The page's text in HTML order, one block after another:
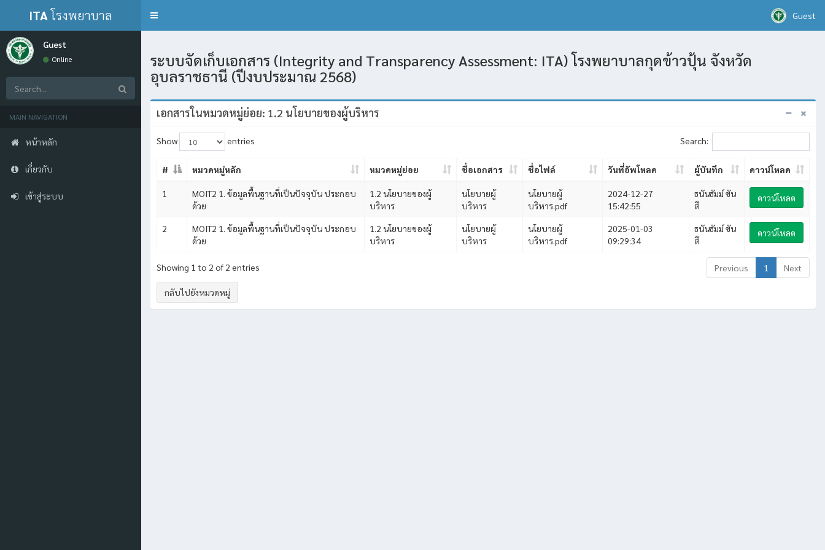
ITAโรงพยาบาล
กุดข้าวปุ้น
Toggle
Guest
Guest
Online
MAIN NAVIGATION
หน้าหลัก
เกี่ยวกับ
เข้าสู่ระบบ
ระบบจัดเก็บเอกสาร (Integrity and Transparency Assessment: ITA) โรงพยาบาลกุดข้าวปุ้น จังหวัด
อุบลราชธานี (ปีงบประมาณ 2568)
เอกสารในหมวดหมู่ย่อย: 1.2 นโยบายของผู้บริหาร
Show entries Search:
# หมวดหมู่หลัก หมวดหมู่ย่อย ชื่อเอกสาร ชื่อไฟล์ วันที่อัพโหลด ผู้บันทึก ดาวน์โหลด
1
MOIT2 1. ข้อมูลพื้นฐานที่เป็นปัจจุบัน ประกอบ
ด้วย
1.2 นโยบายของผู้
บริหาร
นโยบายผู้
บริหาร
นโยบายผู้
บริหาร.pdf
2024-12-27
15:42:55
ธนันธัมม์ ขัน
ตี
ดาวน์โหลด
2
MOIT2 1. ข้อมูลพื้นฐานที่เป็นปัจจุบัน ประกอบ
ด้วย
1.2 นโยบายของผู้
บริหาร
นโยบายผู้
บริหาร
นโยบายผู้
บริหาร.pdf
2025-01-03
09:29:34
ธนันธัมม์ ขัน
ตี
ดาวน์โหลด
Showing 1 to 2 of 2 entries Previous 1 Next
กลับไปยังหมวดหมู่